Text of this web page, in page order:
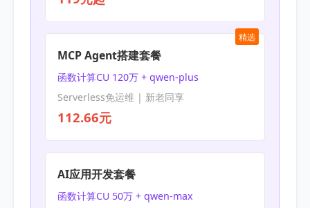
精选
MCP Agent搭建套餐
函数计算CU 120万 + qwen-plus
Serverless免运维 | 新老同享
112.66元
AI应用开发套餐
函数计算CU 50万 + qwen-max